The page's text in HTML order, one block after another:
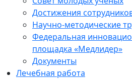
Достижения
Научно-методические
Федеральная
площадка «Медлидер»
Документы
Лечебная работа